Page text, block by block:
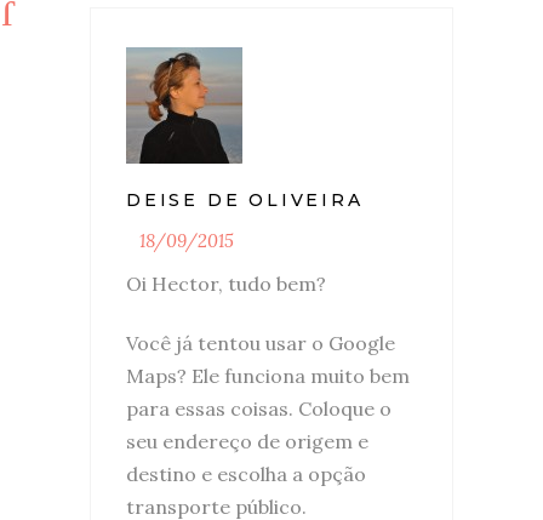
DEISE DE OLIVEIRA
18/09/2015
Oi Hector, tudo bem?
Você já tentou usar o Google
Maps? Ele funciona muito bem
para essas coisas. Coloque o
seu endereço de origem e
destino e escolha a opção
transporte público.